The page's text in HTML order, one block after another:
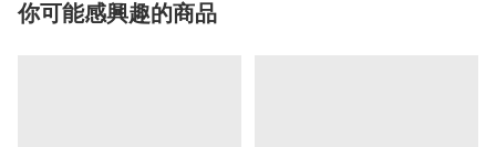
你可能感興趣的商品